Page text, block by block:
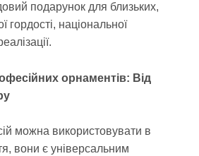
подарунок для близьких,
гордості, національної
орнаментів: Від
можна використовувати в
вони є універсальним